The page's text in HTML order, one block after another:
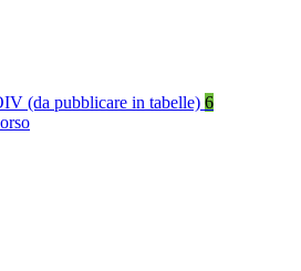
(da pubblicare in tabelle) 6